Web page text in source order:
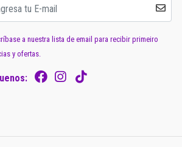
a nuestra lista de email para recibir primeiro
y ofertas.